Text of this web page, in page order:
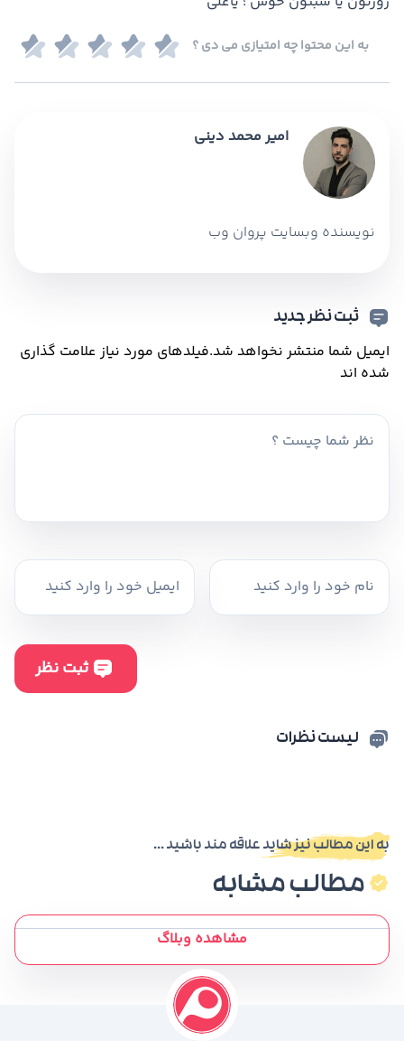
به این محتوا چه امتیازی می دی ؟
امیر محمد دینی
نویسنده وبسایت پروان وب
ثبت نظر جدید
ایمیل شما منتشر نخواهد شد.فیلدهای مورد نیاز علامت گذاری
شده اند
لیست نظرات
به این مطالب نیز شاید علاقه مند باشید ...
مطالب مشابه
مشاهده وبلاگ